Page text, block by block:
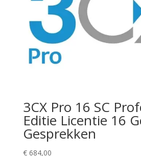
3CX Pro 16 SC
Editie Licentie 16
Gesprekken
€684,00